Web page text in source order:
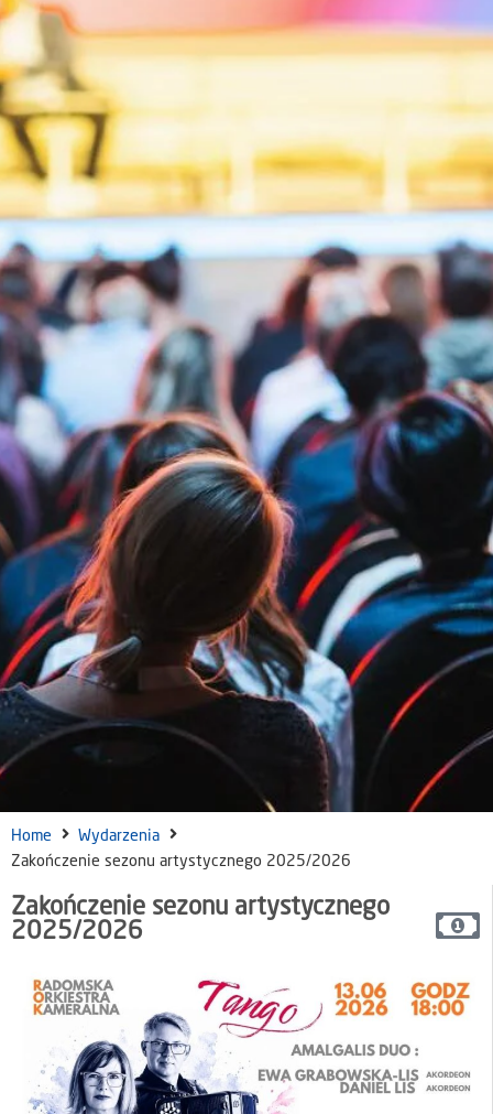
Home
Wydarzenia
Zakończenie sezonu artystycznego 2025/2026
Zakończenie sezonu artystycznego
2025/2026